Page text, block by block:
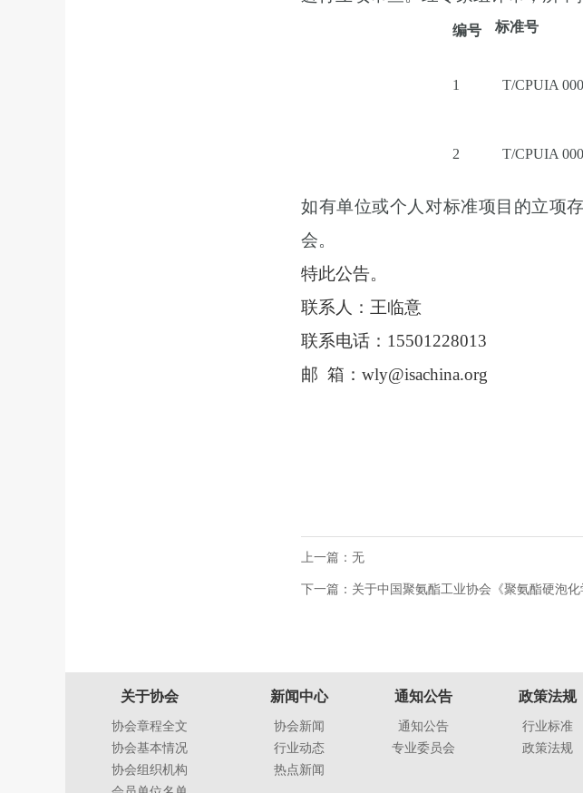
编号 标准号
1 T/CPUIA
2 T/CPUIA
如有单位或个人对标准项目的立项
会。
特此公告。
联系人：王临意
联系电话： 15501228013
邮 箱： wly@isachina.org
上一篇：无
下一篇：关于中国聚氨酯工业协会《聚氨酯硬泡
关于协会
协会章程全文
协会基本情况
协会组织机构
新闻中心
协会新闻
行业动态
热点新闻
通知公告
通知公告
专业委员会
政策法规
行业标准
政策法规